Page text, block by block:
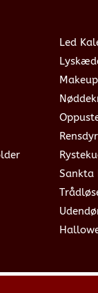
Led
Sankta